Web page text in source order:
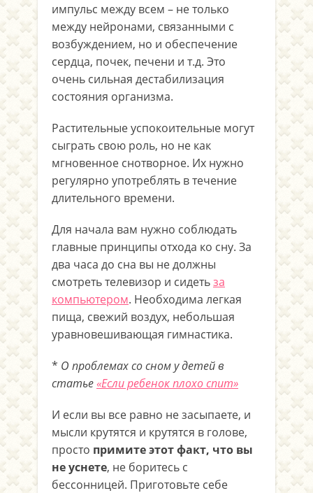
импульс между всем – не только
между нейронами, связанными с
возбуждением, но и обеспечение
сердца, почек, печени и т.д. Это
очень сильная дестабилизация
состояния организма.
Растительные успокоительные могут
сыграть свою роль, но не как
мгновенное снотворное. Их нужно
регулярно употреблять в течение
длительного времени.
Для начала вам нужно соблюдать
главные принципы отхода ко сну. За
два часа до сна вы не должны
смотреть телевизор и сидетьза
компьютером. Необходима легкая
пища, свежий воздух, небольшая
уравновешивающая гимнастика.
* О проблемах со сном у детей в
статье«Если ребенок плохо спит»
И если вы все равно не засыпаете, и
мысли крутятся и крутятся в голове,
просто примите этот факт, что вы
не уснете, не боритесь с
бессонницей. Приготовьте себе